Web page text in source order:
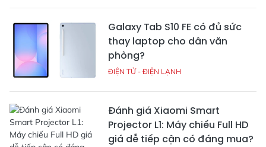
Galaxy Tab S10 FE có đủ sức
thay laptop cho dân văn
phòng?
ĐIỆN TỬ - ĐIỆN LẠNH
Đánh giá Xiaomi Smart
Projector L1: Máy chiếu Full HD
giá dễ tiếp cận có đáng mua?